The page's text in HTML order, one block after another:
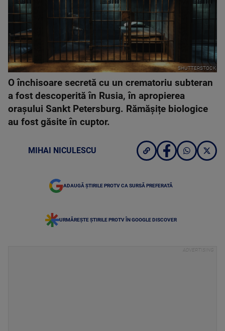
SHUTTERSTOCK
O închisoare secretă cu un crematoriu subteran
a fost descoperită în Rusia, în apropierea
orașului Sankt Petersburg. Rămășițe biologice
au fost găsite în cuptor.
MIHAI NICULESCU
ADAUGĂ ȘTIRILE PROTV CA SURSĂ PREFERATĂ
URMĂREȘTE ȘTIRILE PROTV ÎN GOOGLE DISCOVER